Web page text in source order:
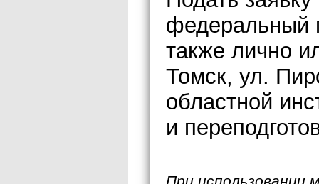
федеральный
также лично
Томск, ул.
областной
и